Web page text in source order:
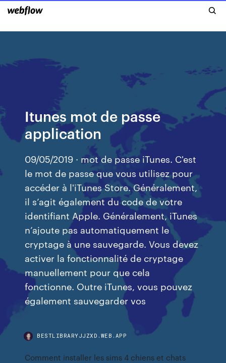
Itunes mot de passe
application
09/05/2019 · mot de passe iTunes. C'est
le mot de passe que vous utilisez pour
accéder à l'iTunes Store. Généralement,
il s’agit également du code de votre
identifiant Apple. Généralement, iTunes
n’ajoute pas automatiquement le
cryptage à une sauvegarde. Vous devez
activer la fonctionnalité de cryptage
manuellement pour que cela
fonctionne. Outre iTunes, vous pouvez
également sauvegarder vos
BESTLIBRARYJJZXD.WEB.APP
Comment installer les sims 4 chiens et chats